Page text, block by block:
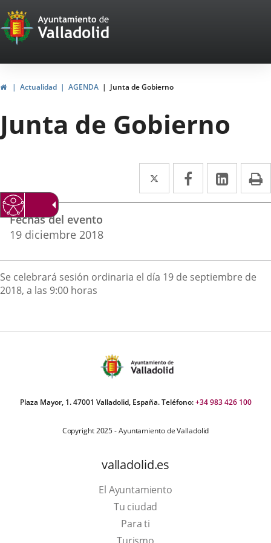
Portal
Web
del
Ayuntamiento
de
Valladolid
InicioActualidad AGENDA Junta de Gobierno
Junta de Gobierno
Twitter
Enlace
a
externa.
Facebook
Enlace
a
externa.
Enlace
a
Datos
del
evento
Fechas del evento
19 diciembre 2018
Descripción
Se celebrará sesión ordinaria el día 19 de septiembre de
2018, a las 9:00 horas
Plaza Mayor, 1. 47001 Valladolid, España. Teléfono:+34 983 426 100
Copyright 2025 - Ayuntamiento de Valladolid
valladolid.es
El Ayuntamiento
Tu ciudad
Para ti
Este